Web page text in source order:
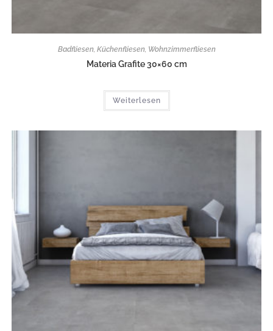
Badfliesen, Küchenfliesen, Wohnzimmerfliesen
Materia Grafite 30×60 cm
Weiterlesen